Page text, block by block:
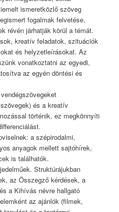
ismeretközlő szöveg
fogalmak felvetése,
révén járhatják körül a témát.
kreatív feladatok, szituációk
és helyzetleírásokat. Az
vonatkoztatni az egyedi,
az egyén döntési és
és a kreatív
történik, ez megkönnyíti
a szépirodalmi,
anyagok mellett sajtóhírek,
is találhatók.
Struktúrájukban
az Összegző kérdések, a
a Kihívás névre hallgató
az ajánlók (filmek,